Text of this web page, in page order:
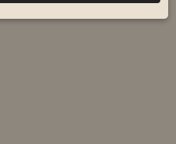
!